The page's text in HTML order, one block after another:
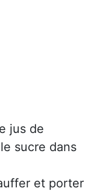
jus de
sucre dans
et porter